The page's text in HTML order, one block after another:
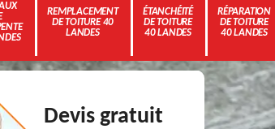
REMPLACEMENT
DE TOITURE 40
LANDES
ÉTANCHÉITÉ
DE TOITURE
40 LANDES
RÉPARATION
DE TOITURE
40 LANDES
Devis gratuit